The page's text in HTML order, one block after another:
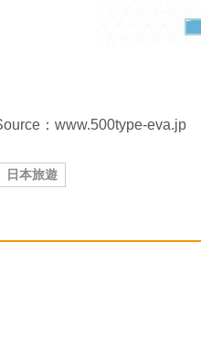
：www.500type-eva.jp
日本旅遊